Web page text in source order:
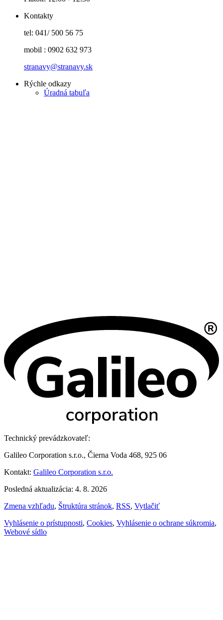
Kontakty
tel: 041/ 500 56 75
mobil : 0902 632 973
stranavy@stranavy.sk
Rýchle odkazy
Úradná tabuľa
Technický prevádzkovateľ:
Galileo Corporation s.r.o., Čierna Voda 468, 925 06
Kontakt: Galileo Corporation s.r.o.
Posledná aktualizácia: 4. 8. 2026
Zmena vzhľadu, Štruktúra stránok, RSS, Vytlačiť
Vyhlásenie o prístupnosti, Cookies, Vyhlásenie o ochrane súkromia,
Webové sídlo